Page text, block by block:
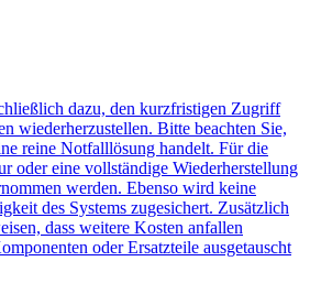
dazu, den kurzfristigen Zugriff
wiederherzustellen. Bitte beachten Sie,
reine Notfalllösung handelt. Für die
oder eine vollständige Wiederherstellung
werden. Ebenso wird keine
des Systems zugesichert. Zusätzlich
dass weitere Kosten anfallen
oder Ersatzteile ausgetauscht